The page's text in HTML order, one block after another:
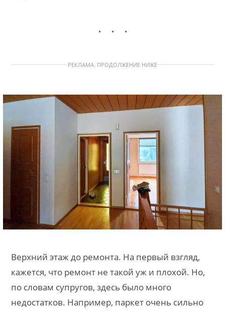
РЕКЛАМА. ПРОДОЛЖЕНИЕ НИЖЕ
Верхний этаж до ремонта. На первый взгляд,
кажется, что ремонт не такой уж и плохой. Но,
по словам супругов, здесь было много
недостатков. Например, паркет очень сильно